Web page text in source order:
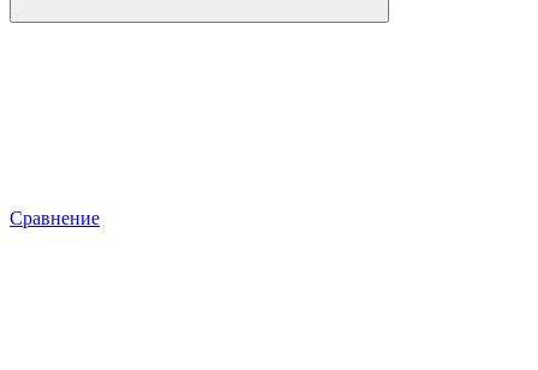
Сравнение